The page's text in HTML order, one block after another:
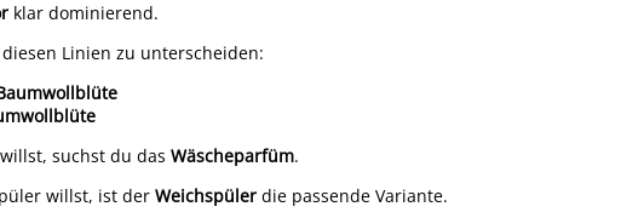
klar dominierend.
Linien zu unterscheiden:
suchst du das Wäscheparfüm.
willst, ist der Weichspüler die passende Variante.